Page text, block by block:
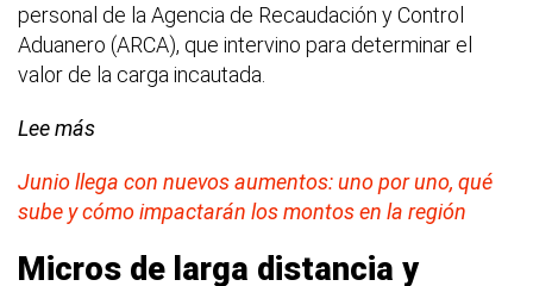
personal de la Agencia de Recaudación y Control
Aduanero (ARCA), que intervino para determinar el
valor de la carga incautada.
Lee más
Junio llega con nuevos aumentos: uno por uno, qué
sube y cómo impactarán los montos en la región
Micros de larga distancia y